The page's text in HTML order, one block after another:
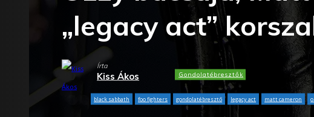
„legacy act”
Írta
Kiss Ákos Gondolatébresztők
black sabbath foo fighters gondolatébresztő legacy act matt cameron